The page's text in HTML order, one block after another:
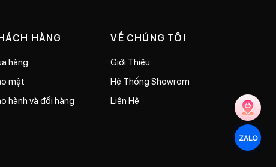
ZALO
HÀNG
hàng
mật
hành và đổi hàng
VỀ CHÚNG TÔI
Giới Thiệu
Hệ Thống Showrom
Liên Hệ